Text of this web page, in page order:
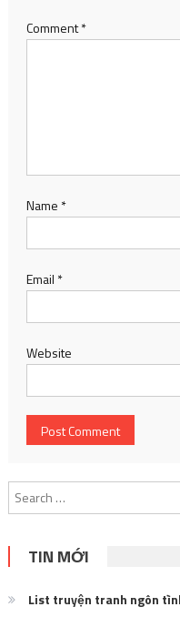
Comment*
Name *
Email *
Website
TIN MỚI
List truyện tranh ngôn